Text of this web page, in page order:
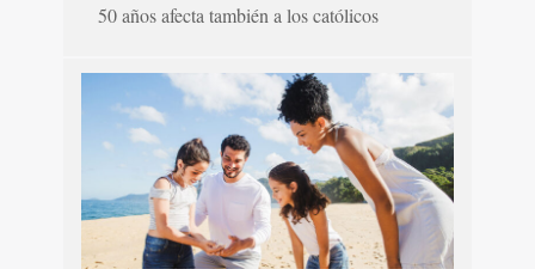
50 años afecta también a los católicos